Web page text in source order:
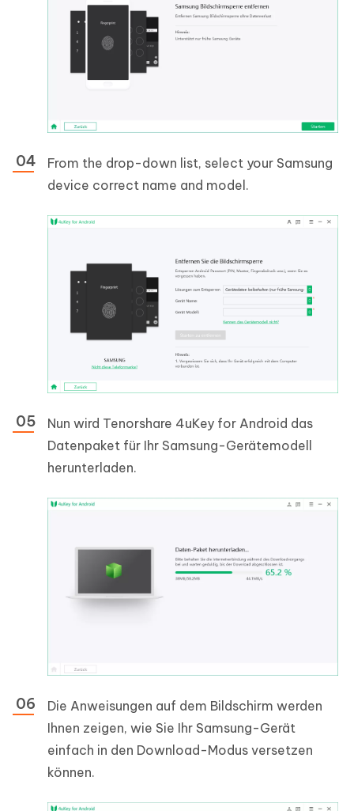
From the drop-down list, select your Samsung
device correct name and model.
Nun wird Tenorshare 4uKey for Android das
Datenpaket für Ihr Samsung-Gerätemodell
herunterladen.
Die Anweisungen auf dem Bildschirm werden
Ihnen zeigen, wie Sie Ihr Samsung-Gerät
einfach in den Download-Modus versetzen
können.